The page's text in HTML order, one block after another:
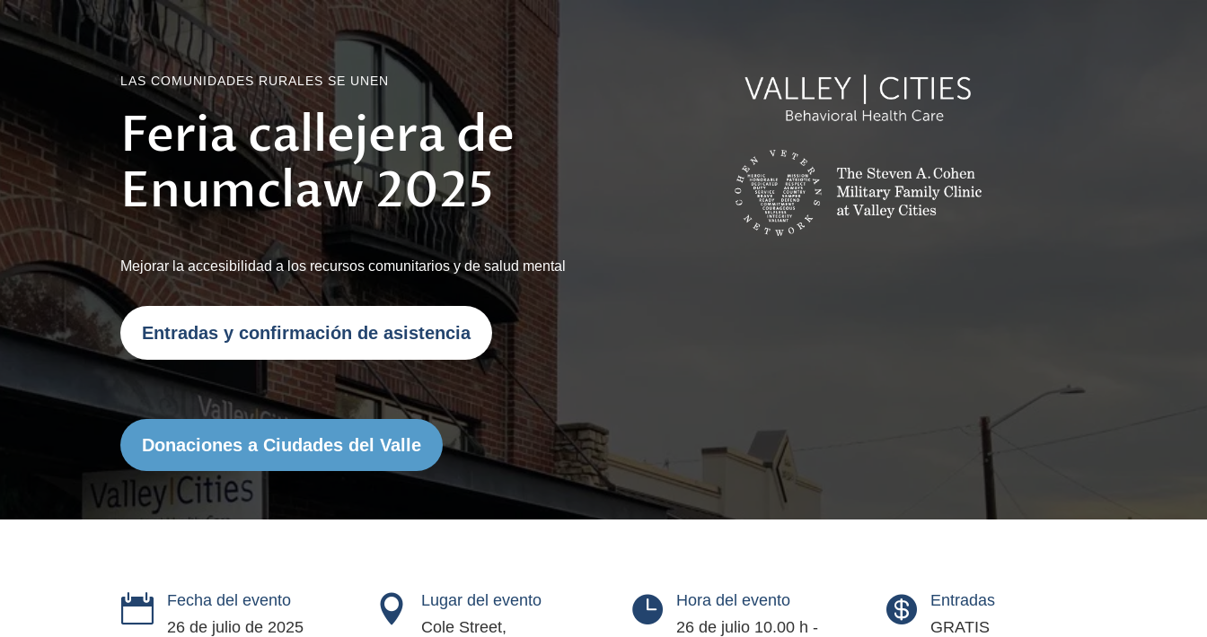
LAS COMUNIDADES RURALES SE UNEN
Feria callejera de
Enumclaw 2025
Mejorar la accesibilidad a los recursos comunitarios y de salud mental
Entradas y confirmación de asistencia
Donaciones a Ciudades del Valle

Fecha del evento
26 de julio de 2025

Lugar del evento
Cole Street,

Hora del evento
26 de julio 10.00 h -

Entradas
GRATIS